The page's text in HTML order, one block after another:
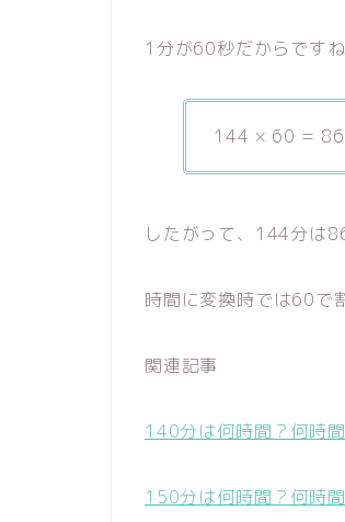
1分が60秒だからですね
144 × 60 =
したがって、144分は
時間に変換時では60で
関連記事
140分は何時間？何時
150分は何時間？何時